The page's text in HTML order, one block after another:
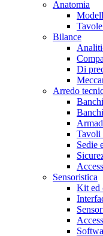
Anatomia
Bilance
Di
Arredo
Tavoli
Sedie
Sensoristica
Kit ed